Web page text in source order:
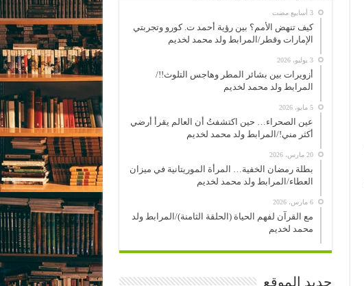
‏3 أسابيع مضت
كيف تنهض الأمم؟ بين رؤية أحمد ت. كورو وتجربتي
الإمارات وقطر/المرابط ولد محمد لخديم
3 يوليو، 2026
أزويرات بين بشائر المطر وهاجس التلوث!!/
المرابط ولد محمد لخديم
5 مايو، 2026
عين الصحراء… حين اكتشفتُ أن العالم يقرأ أرضي
أكثر مني!/المرابط ولد محمد لخديم
20 مارس، 2026
بطلة رمضان الخفية… المرأة الموريتانية في ميزان
العطاء/المرابط ولد محمد لخديم
6 مارس، 2026
مع القرآن لفهم الحياة (الحلقة الثامنة)/المرابط ولد
محمد لخديم
جديد الموقع